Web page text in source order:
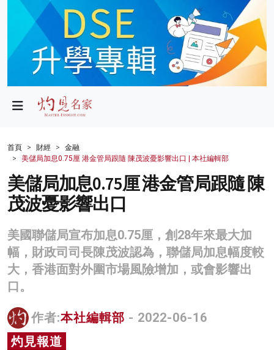
政局
財經
生活
健康
商業
科技
影片
名家榜
灼見活動
關於我們
首頁 財經
金融
美儲局加息0.75厘 港金管局跟隨 陳茂波憂影響出口 | 本社編輯部
美儲局加息0.75厘 港金管局跟隨 陳
茂波憂影響出口
美國聯儲局宣布加息0.75厘，創28年來最大加
幅，財政司司長陳茂波認為，聯儲局加息幅度較
大，香港面對外圍市場風險增加，或會影響出
口。
作者:本社編輯部 - 2022-06-16
灼見報道